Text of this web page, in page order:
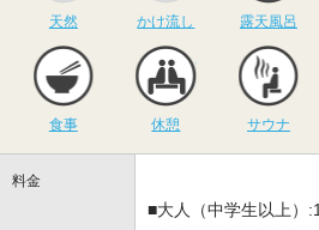
天然 かけ流し 露天風呂
食事 休憩 サウナ
料金
■大人（中学生以上）